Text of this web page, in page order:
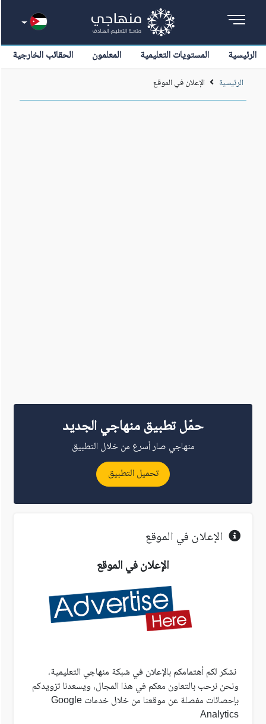
الرئيسية المستويات التعليمية المعلمون الحقائب الخارجية
الرئيسية الإعلان في الموقع
حمّل تطبيق منهاجي الجديد
منهاجي صار أسرع من خلال التطبيق
تحميل التطبيق
الإعلان في الموقع
الإعلان في الموقع
نشكر لكم أهتمامكم بالإعلان في شبكة منهاجي التعليمية،
ونحن نرحب بالتعاون معكم في هذا المجال، ويسعدنا تزويدكم
بإحصائات مفصلة عن موقعنا من خلال خدمات Google
Analytics